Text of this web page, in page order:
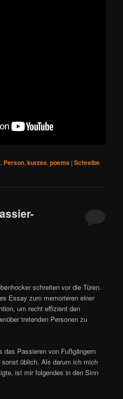
Person,kurzes,poems |Schreibe
schreiten vor die Türen.
Essay zum memorieren einer
um recht effizient den
tretenden Personen zu
das Passieren von Fußgängern
üblich. Als darum ich mich
ist mir folgendes in den Sinn